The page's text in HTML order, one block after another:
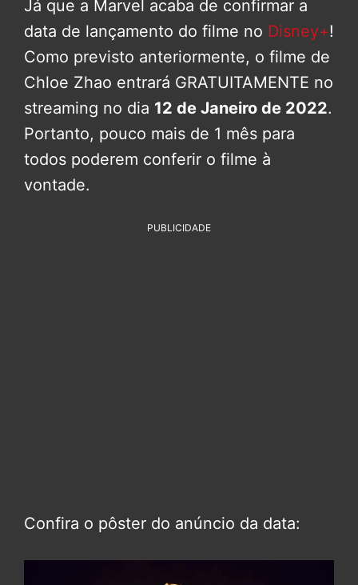
Já que a Marvel acaba de confirmar a
data de lançamento do filme no Disney+!
Como previsto anteriormente, o filme de
Chloe Zhao entrará GRATUITAMENTE no
streaming no dia 12 de Janeiro de 2022.
Portanto, pouco mais de 1 mês para
todos poderem conferir o filme à
vontade.
PUBLICIDADE
Confira o pôster do anúncio da data: